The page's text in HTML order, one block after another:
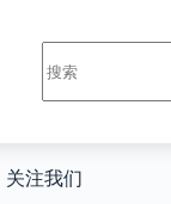
结
果
关注我们